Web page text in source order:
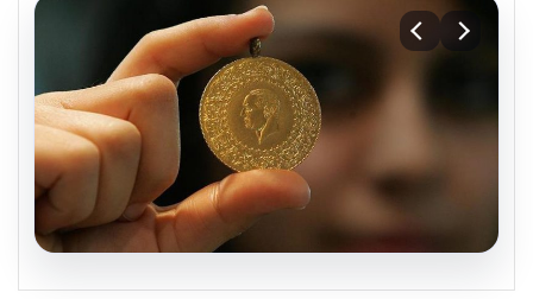
05.08.2026